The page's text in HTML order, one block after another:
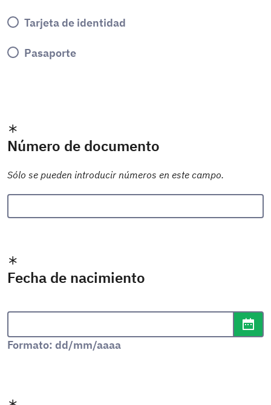
Tarjeta de identidad
Pasaporte
Número de documento
Sólo se pueden introducir números en este campo.
Fecha de nacimiento
Formato de fecha: dd/mm/aaaa
Formato: dd/mm/aaaa